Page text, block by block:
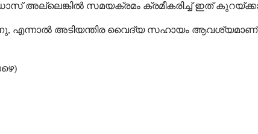
അല്ലെങ്കിൽ സമയക്രമം ക്രമീകരിച്ച് ഇത്
എന്നാൽ അടിയന്തിര വൈദ്യ സഹായം